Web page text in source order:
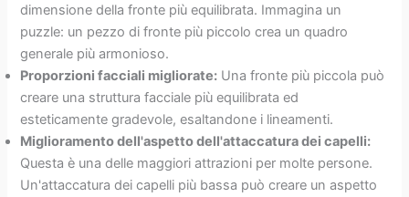
dimensione della fronte più equilibrata. Immagina un
puzzle: un pezzo di fronte più piccolo crea un quadro
generale più armonioso.
Proporzioni facciali migliorate: Una fronte più piccola può
creare una struttura facciale più equilibrata ed
esteticamente gradevole, esaltandone i lineamenti.
Miglioramento dell'aspetto dell'attaccatura dei capelli:
Questa è una delle maggiori attrazioni per molte persone.
Un'attaccatura dei capelli più bassa può creare un aspetto